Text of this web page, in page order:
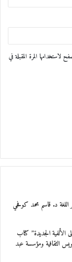
لاستخدامها المرة المقبلة في
د. قاسم محمد كوفحي
الألفية الجديدة” كتاب
الثقافية ومؤسسة عبد